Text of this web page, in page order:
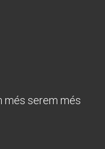
més serem més